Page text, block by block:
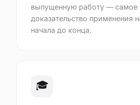
выпущенную работу — самое
доказательство применения
начала до конца.
🎓